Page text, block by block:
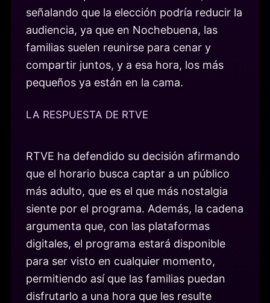
señalando que la elección podría reducir la
audiencia, ya que en Nochebuena, las
familias suelen reunirse para cenar y
compartir juntos, y a esa hora, los más
pequeños ya están en la cama.
LA RESPUESTA DE RTVE
RTVE ha defendido su decisión afirmando
que el horario busca captar a un público
más adulto, que es el que más nostalgia
siente por el programa. Además, la cadena
argumenta que, con las plataformas
digitales, el programa estará disponible
para ser visto en cualquier momento,
permitiendo así que las familias puedan
disfrutarlo a una hora que les resulte